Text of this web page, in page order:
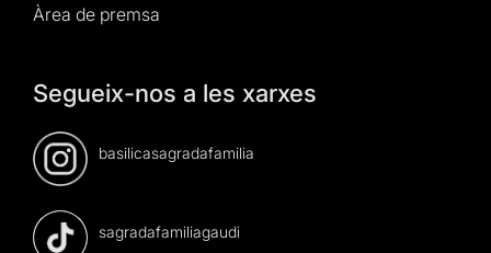
Àrea de premsa
Segueix-nos a les xarxes
basilicasagradafamilia
sagradafamiliagaudi